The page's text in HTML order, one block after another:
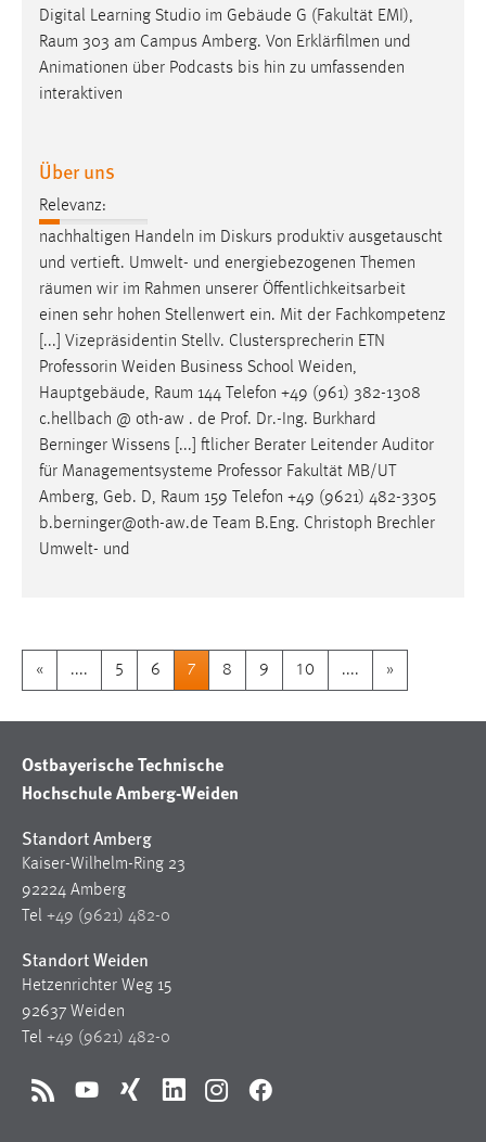
Digital Learning Studio im Gebäude G (Fakultät EMI),
Raum 303 am Campus Amberg. Von Erklärfilmen und
Animationen über Podcasts bis hin zu umfassenden
interaktiven
Über uns
Relevanz:
nachhaltigen Handeln im Diskurs produktiv ausgetauscht
und vertieft. Umwelt- und energiebezogenen Themen
räumen wir im Rahmen unserer Öffentlichkeitsarbeit
einen sehr hohen Stellenwert ein. Mit der Fachkompetenz
[...] Vizepräsidentin Stellv. Clustersprecherin ETN
Professorin Weiden Business School Weiden,
Hauptgebäude, Raum 144 Telefon +49 (961) 382-1308
c.hellbach @ oth-aw . de Prof. Dr.-Ing. Burkhard
Berninger Wissens [...] ftlicher Berater Leitender Auditor
für Managementsysteme Professor Fakultät MB/UT
Amberg, Geb. D, Raum 159 Telefon +49 (9621) 482-3305
b.berninger@oth-aw.de Team B.Eng. Christoph Brechler
Umwelt- und
« .... 5 6 7 8 9 10 .... »
Ostbayerische Technische
Hochschule Amberg-Weiden
Standort Amberg
Kaiser-Wilhelm-Ring 23
92224 Amberg
Tel +49 (9621) 482-0
Standort Weiden
Hetzenrichter Weg 15
92637 Weiden
Tel +49 (9621) 482-0
RSS YouTubeXing LinkedInInstagramFacebook